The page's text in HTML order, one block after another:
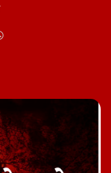
WhatsApp